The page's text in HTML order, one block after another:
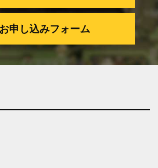
お申し込みフォーム